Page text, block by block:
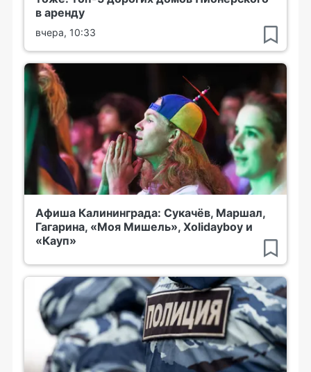
в аренду
вчера, 10:33
Афиша Калининграда: Сукачёв, Маршал,
Гагарина, «Моя Мишель», Xolidayboy и
«Кауп»